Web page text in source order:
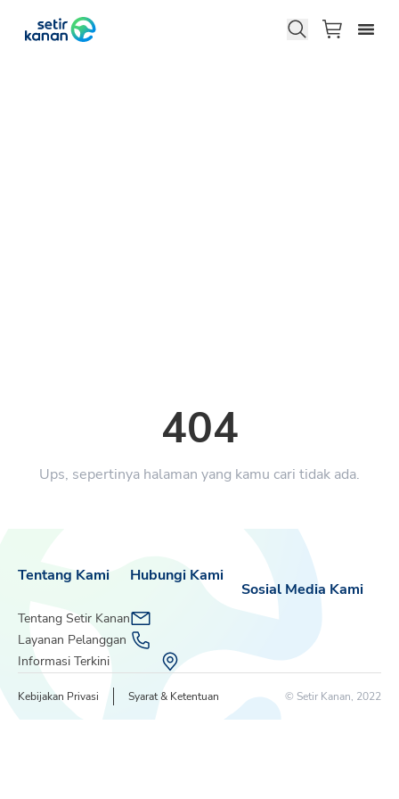
404
Ups, sepertinya halaman yang kamu cari tidak ada.
Tentang Kami
Tentang Setir Kanan
Layanan Pelanggan
Informasi Terkini
Sosial Media Kami
Hubungi Kami
Kebijakan Privasi Syarat & Ketentuan © Setir Kanan, 2022